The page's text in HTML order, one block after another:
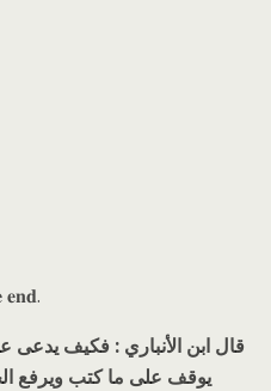
𝐞𝐧𝐝.
قال ابن الأنباري : فكيف يدعى
يوقف على ما كتب ويرفع